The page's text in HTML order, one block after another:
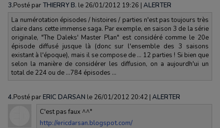
3.Posté parTHIERRY B. le 26/01/2012 19:26 | ALERTER
La numérotation épisodes / histoires / parties n'est pas toujours très
claire dans cette immense saga. Par exemple, en saison 3 de la série
originale, "The Daleks' Master Plan" est considéré comme le 20e
épisode diffusé jusque là (donc sur l'ensemble des 3 saisons
existant à l'époque), mais il se compose de ... 12 parties ! Si bien que
selon la manière de considérer les diffusion, on a aujourdh'ui un
total de 224 ou de ...784 épisodes ...
4.Posté parERIC DARSAN le 26/01/2012 20:42 | ALERTER
C'est pas faux ^^"
http://ericdarsan.blogspot.com/